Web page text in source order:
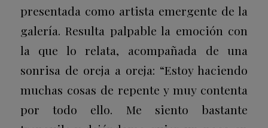
presentada como artista emergente de la
galería. Resulta palpable la emoción con
la que lo relata, acompañada de una
sonrisa de oreja a oreja: “Estoy haciendo
muchas cosas de repente y muy contenta
por todo ello. Me siento bastante